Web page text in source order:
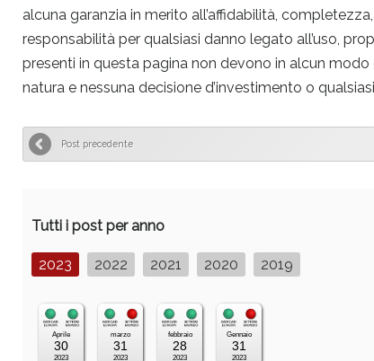
alcuna garanzia in merito all’affidabilità,
responsabilità per qualsiasi danno legato all’uso,
presenti in questa pagina non devono in alcun
natura e nessuna decisione d’investimento o
Post precedente
Tutti i post per anno
2023 2022 2021 2020 2019
Aprile
30
2023
marzo
31
2023
febbraio
28
2023
Gennaio
31
2023